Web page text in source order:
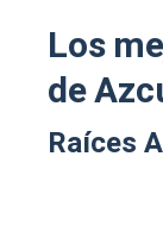
Los
de
Raíces